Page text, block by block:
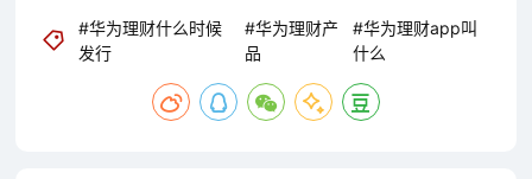
#华为理财什么时候
发行
#华为理财产
品
#华为理财app叫
什么